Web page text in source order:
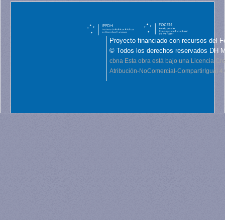
Proyecto financiado con recursos del
© Todos los derechos reservados DH
cbna Esta obra está bajo una Licencia
Atribución-NoComercial-CompartirIgual